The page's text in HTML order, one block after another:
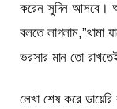
করেন সুদিন আসবে।
বলতে লাগলাম,”থামা
ভরসার মান তো
লেখা শেষ করে ডায়েরি